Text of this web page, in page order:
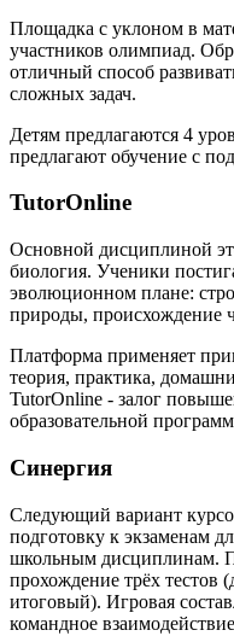
Площадка с уклоном в
участников олимпиад.
отличный способ
сложных задач.
Детям предлагаются 4
предлагают обучение с
TutorOnline
Основной дисциплиной
биология. Ученики
эволюционном плане:
природы, происхождение
Платформа применяет
теория, практика,
TutorOnline - залог
образовательной
Синергия
Следующий вариант
подготовку к экзаменам
школьным дисциплинам.
прохождение трёх тестов
итоговый). Игровая
командное